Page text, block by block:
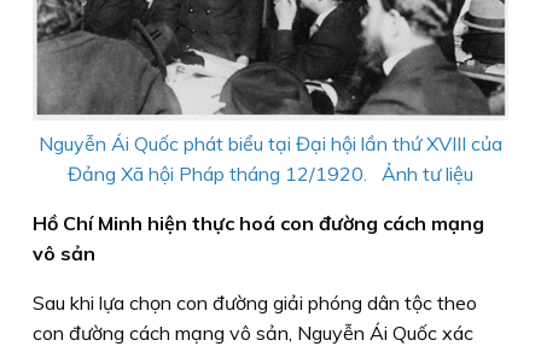
Nguyễn Ái Quốc phát biểu tại Đại hội lần thứ XVIII của
Đảng Xã hội Pháp tháng 12/1920. Ảnh tư liệu
Hồ Chí Minh hiện thực hoá con đường cách mạng
vô sản
Sau khi lựa chọn con đường giải phóng dân tộc theo
con đường cách mạng vô sản, Nguyễn Ái Quốc xác